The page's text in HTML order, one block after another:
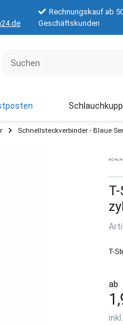
Rechnungskauf ab
Geschäftskunden
Schnellsteckverbinder - Blaue
T-
ab